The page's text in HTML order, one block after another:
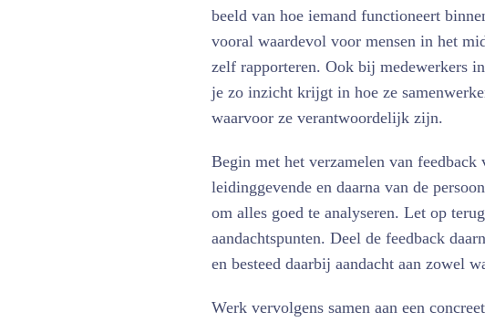
beeld van hoe iemand functioneert
vooral waardevol voor mensen in het
zelf rapporteren. Ook bij medewerkers
je zo inzicht krijgt in hoe ze
waarvoor ze verantwoordelijk zijn.
Begin met het verzamelen van feedback
leidinggevende en daarna van de
om alles goed te analyseren. Let op
aandachtspunten. Deel de feedback
en besteed daarbij aandacht aan zowel
Werk vervolgens samen aan een